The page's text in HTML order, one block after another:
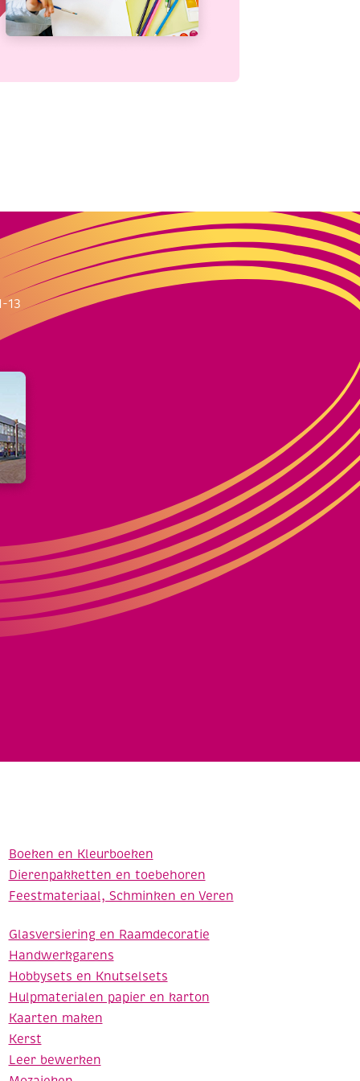
13
Boeken en Kleurboeken
Dierenpakketten en toebehoren
Feestmateriaal, Schminken en Veren
Glasversiering en Raamdecoratie
Handwerkgarens
Hobbysets en Knutselsets
Hulpmaterialen papier en karton
Kaarten maken
Kerst
Leer bewerken